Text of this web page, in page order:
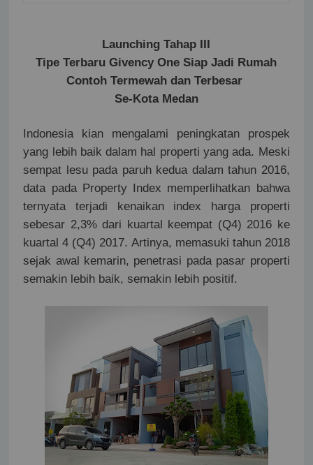
Launching Tahap III
Tipe Terbaru Givency One Siap Jadi Rumah
Contoh Termewah dan Terbesar
Se-Kota Medan
Indonesia kian mengalami peningkatan prospek
yang lebih baik dalam hal properti yang ada. Meski
sempat lesu pada paruh kedua dalam tahun 2016,
data pada Property Index memperlihatkan bahwa
ternyata terjadi kenaikan index harga properti
sebesar 2,3% dari kuartal keempat (Q4) 2016 ke
kuartal 4 (Q4) 2017. Artinya, memasuki tahun 2018
sejak awal kemarin, penetrasi pada pasar properti
semakin lebih baik, semakin lebih positif.